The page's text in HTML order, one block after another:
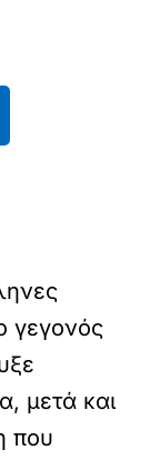
γεγονός
μετά και
που